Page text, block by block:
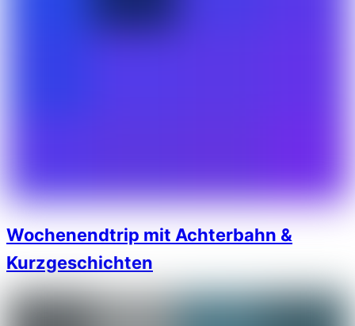
Wochenendtrip mit Achterbahn &
Kurzgeschichten